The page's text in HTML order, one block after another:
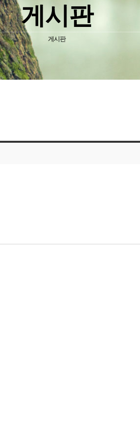
게시판
게시판